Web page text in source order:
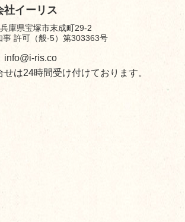
社イーリス
庫県宝塚市末成町29-2
事 許可（般-5）第303363号
info@i-ris.co
せは24時間受け付けております。